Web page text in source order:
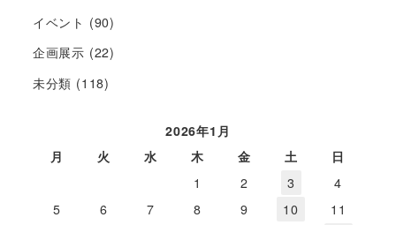
イベント (90)
企画展示 (22)
未分類 (118)
2026年1月
月
火 水 木 金 土
日
1
2 3
4
5
6 7 8 9 10
11